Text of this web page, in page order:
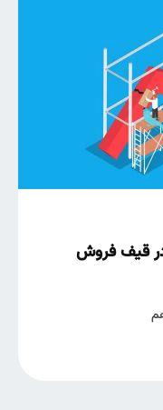
قیف فروش